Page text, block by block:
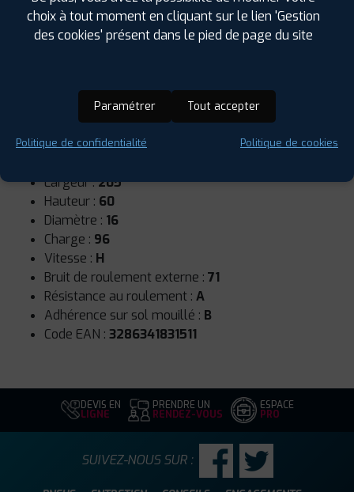
Saison :4 Saisons
Largeur :205
Hauteur : 60
Diamètre : 16
Charge : 96
Vitesse : H
Bruit de roulement externe : 71
Résistance au roulement : A
Adhérence sur sol mouillé : B
Code EAN : 3286341831511
DEVIS EN
LIGNE
PRENDRE UN
RENDEZ-VOUS
ESPACE
PRO
SUIVEZ-NOUS SUR :
choix à tout moment en cliquant sur le lien 'Gestion
des cookies' présent dans le pied de page du site
Paramétrer Tout accepter
Politique de confidentialité Politique de cookies